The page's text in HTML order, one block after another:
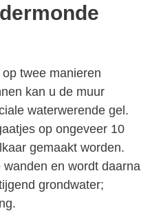
twee manieren
kan u de muur
waterwerende gel.
op ongeveer 10
gemaakt worden.
en wordt daarna
grondwater;